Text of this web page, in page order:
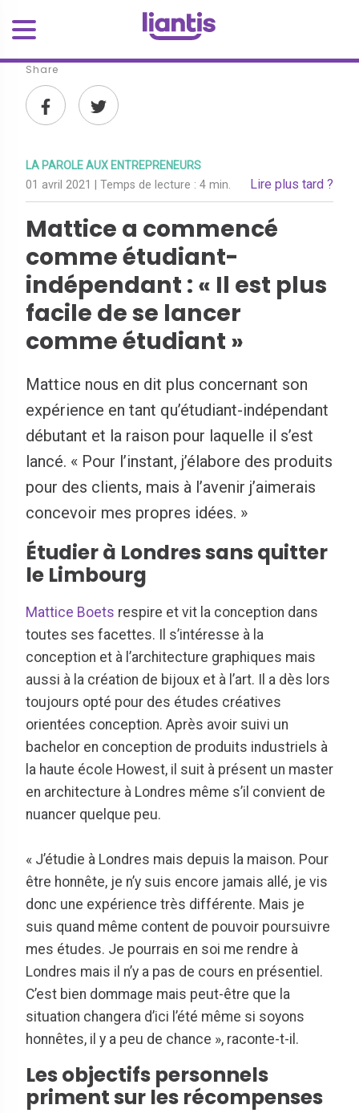
Share
LA PAROLE AUX ENTREPRENEURS
01 avril 2021 | Temps de lecture : 4 min. Lire plus tard ?
Mattice a commencé
comme étudiant-
indépendant : « Il est plus
facile de se lancer
comme étudiant »
Mattice nous en dit plus concernant son
expérience en tant qu’étudiant-indépendant
débutant et la raison pour laquelle il s’est
lancé. « Pour l’instant, j’élabore des produits
pour des clients, mais à l’avenir j’aimerais
concevoir mes propres idées. »
Étudier à Londres sans quitter
le Limbourg
Mattice Boets respire et vit la conception dans
toutes ses facettes. Il s’intéresse à la
conception et à l’architecture graphiques mais
aussi à la création de bijoux et à l’art. Il a dès lors
toujours opté pour des études créatives
orientées conception. Après avoir suivi un
bachelor en conception de produits industriels à
la haute école Howest, il suit à présent un master
en architecture à Londres même s’il convient de
nuancer quelque peu.
« J’étudie à Londres mais depuis la maison. Pour
être honnête, je n’y suis encore jamais allé, je vis
donc une expérience très différente. Mais je
suis quand même content de pouvoir poursuivre
mes études. Je pourrais en soi me rendre à
Londres mais il n’y a pas de cours en présentiel.
C’est bien dommage mais peut-être que la
situation changera d’ici l’été même si soyons
honnêtes, il y a peu de chance », raconte-t-il.
Les objectifs personnels
priment sur les récompenses